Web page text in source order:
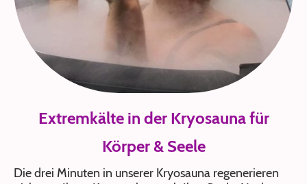
Extremkälte in der Kryosauna für
Körper & Seele
Die drei Minuten in unserer Kryosauna regenerieren